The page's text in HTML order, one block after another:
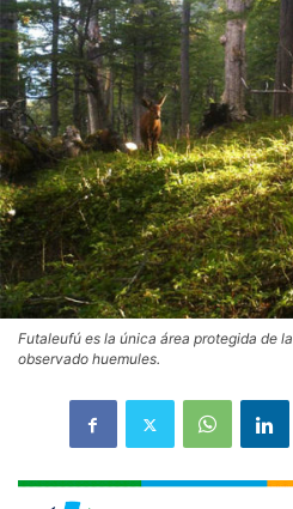
‎Futaleufú es la única área protegida de
observado huemules.